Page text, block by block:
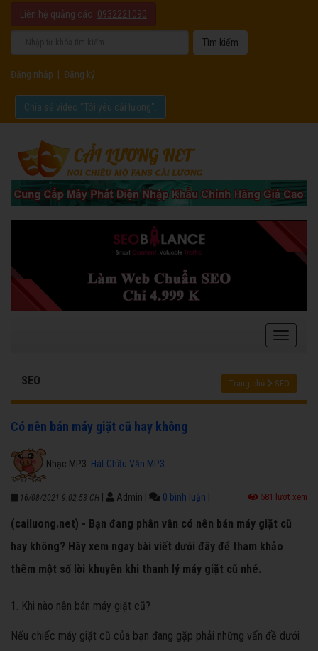
Liên hệ quảng cáo: 0932221090
Đăng nhập Đăng ký
Chia sẻ video "Tôi yêu cải lương".
SEO Trang chủ SEO
Có nên bán máy giặt cũ hay không
Nhạc MP3: Hát Chầu Văn MP3
16/08/2021 9:02:53 CH Admin 0 bình luận 581 lượt xem
(cailuong.net) - Bạn đang phân vân có nên bán máy giặt cũ
hay không? Hãy xem ngay bài viết dưới đây để tham khảo
thêm một số lời khuyên khi thanh lý máy giặt cũ nhé.
1. Khi nào nên bán máy giặt cũ?
Nếu chiếc máy giặt cũ của bạn đang gặp phải những vấn đề dưới